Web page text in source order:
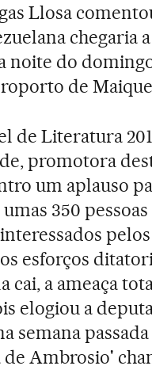
Llosa
chegaria
noite do
de
de Literatura
promotora
um aplauso
350
esforços
cai, a ameaça
elogiou a
semana
de Ambrosio'